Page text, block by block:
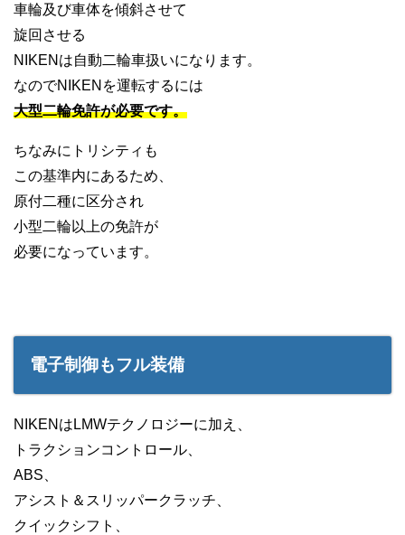
車輪及び車体を傾斜させて
旋回させる
NIKENは自動二輪車扱いになります。
なのでNIKENを運転するには
大型二輪免許が必要です。
ちなみにトリシティも
この基準内にあるため、
原付二種に区分され
小型二輪以上の免許が
必要になっています。
電子制御もフル装備
NIKENはLMWテクノロジーに加え、
トラクションコントロール、
ABS、
アシスト＆スリッパークラッチ、
クイックシフト、